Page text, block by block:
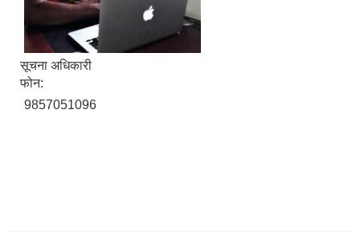
सूचना अधिकारी
फोन:
9857051096